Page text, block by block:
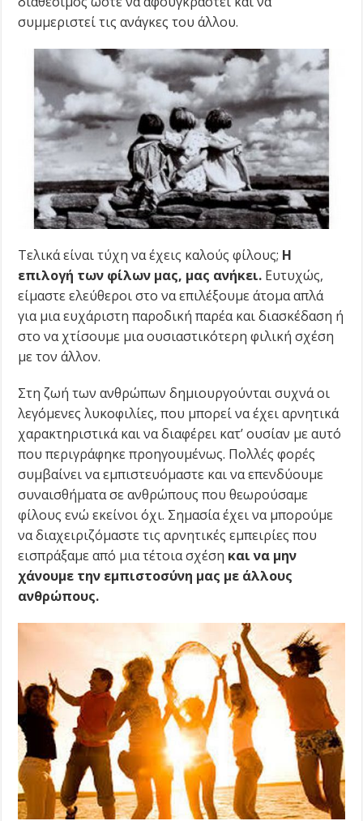
συμμεριστεί τις ανάγκες του άλλου.
Τελικά είναι τύχη να έχεις καλούς φίλους; Η
επιλογή των φίλων μας, μας ανήκει. Ευτυχώς,
είμαστε ελεύθεροι στο να επιλέξουμε άτομα απλά
για μια ευχάριστη παροδική παρέα και διασκέδαση ή
στο να χτίσουμε μια ουσιαστικότερη φιλική σχέση
με τον άλλον.
Στη ζωή των ανθρώπων δημιουργούνται συχνά οι
λεγόμενες λυκοφιλίες, που μπορεί να έχει αρνητικά
χαρακτηριστικά και να διαφέρει κατ’ ουσίαν με αυτό
που περιγράφηκε προηγουμένως. Πολλές φορές
συμβαίνει να εμπιστευόμαστε και να επενδύουμε
συναισθήματα σε ανθρώπους που θεωρούσαμε
φίλους ενώ εκείνοι όχι. Σημασία έχει να μπορούμε
να διαχειριζόμαστε τις αρνητικές εμπειρίες που
εισπράξαμε από μια τέτοια σχέση και να μην
χάνουμε την εμπιστοσύνη μας με άλλους
ανθρώπους.